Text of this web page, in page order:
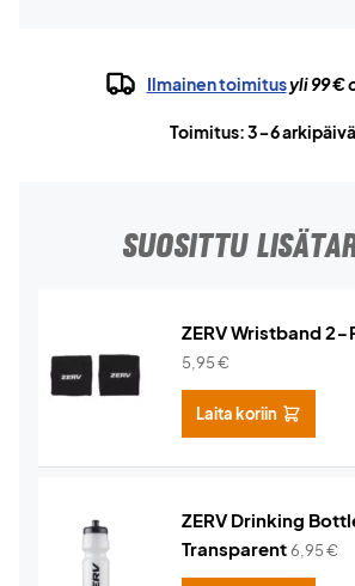
Ilmainen toimitusyli 99 €
Toimitus: 3-6
SUOSITTU
ZERV Wristband
5,95€
Laita koriin
ZERV Drinking
Transparent6,95€